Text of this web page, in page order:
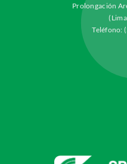
Prolongación
Teléfono: